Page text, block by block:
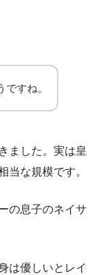
すね。
ました。実は皇
当な規模です。
の息子のネイサ
は優しいとレイ